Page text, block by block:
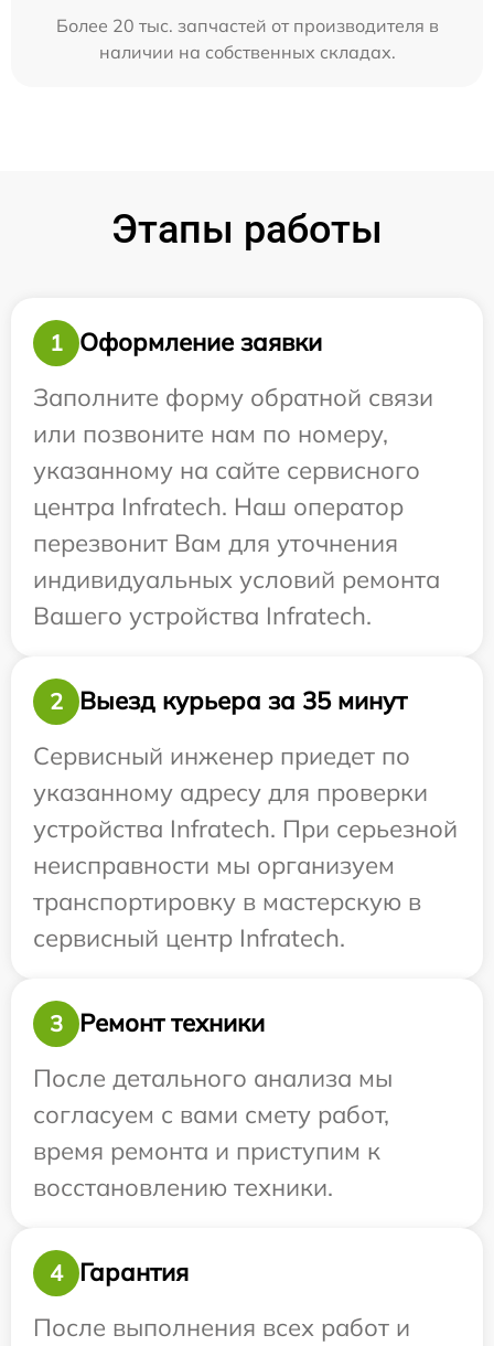
Более 20 тыс. запчастей от производителя в
наличии на собственных складах.
Этапы работы
1
Оформление заявки
Заполните форму обратной связи
или позвоните нам по номеру,
указанному на сайте сервисного
центра Infratech. Наш оператор
перезвонит Вам для уточнения
индивидуальных условий ремонта
Вашего устройства Infratech.
2
Выезд курьера за 35 минут
Сервисный инженер приедет по
указанному адресу для проверки
устройства Infratech. При серьезной
неисправности мы организуем
транспортировку в мастерскую в
сервисный центр Infratech.
3
Ремонт техники
После детального анализа мы
согласуем с вами смету работ,
время ремонта и приступим к
восстановлению техники.
4
Гарантия
После выполнения всех работ и